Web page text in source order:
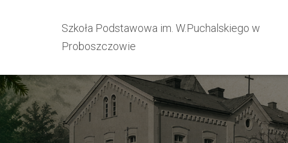
Szkoła Podstawowa im. W.Puchalskiego w
Proboszczowie